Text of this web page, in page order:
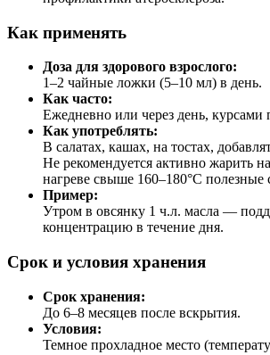
Как применять
Доза для здорового взрослого:
1–2 чайные ложки (5–10 мл) в день.
Как часто:
Ежедневно или через день, курсами
Как употреблять:
В салатах, кашах, на тостах,
Не рекомендуется активно жарить
нагреве свыше 160–180°C полезные
Пример:
Утром в овсянку 1 ч.л. масла —
концентрацию в течение дня.
Срок и условия хранения
Срок хранения:
До 6–8 месяцев после вскрытия.
Условия:
Темное прохладное место